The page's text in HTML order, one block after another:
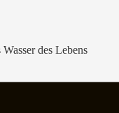
des Lebens